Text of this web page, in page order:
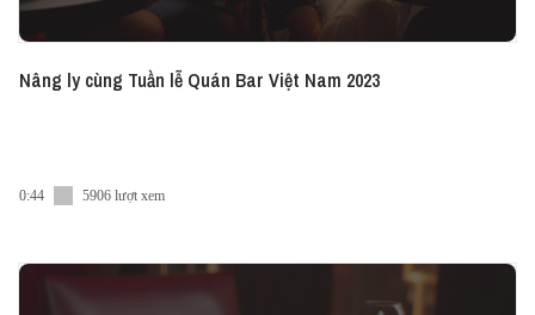
Nâng ly cùng Tuần lễ Quán Bar Việt Nam 2023
0:44 5906 lượt xem